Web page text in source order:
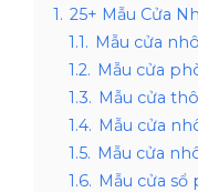
1. 25+ Mẫu Cửa
1.1. Mẫu cửa
1.2. Mẫu cửa
1.3. Mẫu cửa
1.4. Mẫu cửa
1.5. Mẫu cửa
1.6. Mẫu cửa